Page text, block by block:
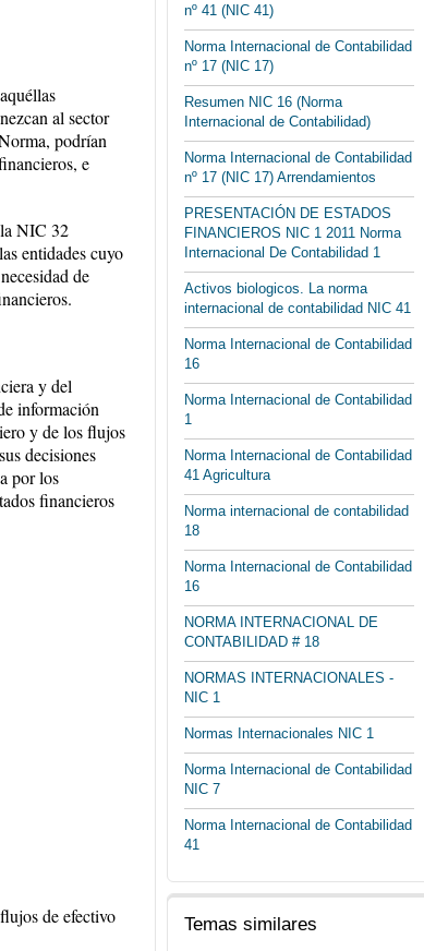
al sector
podrían
e
NIC 32
entidades cuyo
de
y del
información
y de los flujos
decisiones
por los
financieros
de efectivo
nº 41 (NIC 41)
Norma Internacional de Contabilidad
nº 17 (NIC 17)
Resumen NIC 16 (Norma
Internacional de Contabilidad)
Norma Internacional de Contabilidad
nº 17 (NIC 17) Arrendamientos
PRESENTACIÓN DE ESTADOS
FINANCIEROS NIC 1 2011 Norma
Internacional De Contabilidad 1
Activos biologicos. La norma
internacional de contabilidad NIC 41
Norma Internacional de Contabilidad
16
Norma Internacional de Contabilidad
1
Norma Internacional de Contabilidad
41 Agricultura
Norma internacional de contabilidad
18
Norma Internacional de Contabilidad
16
NORMA INTERNACIONAL DE
CONTABILIDAD # 18
NORMAS INTERNACIONALES -
NIC 1
Normas Internacionales NIC 1
Norma Internacional de Contabilidad
NIC 7
Norma Internacional de Contabilidad
41
Temas similares